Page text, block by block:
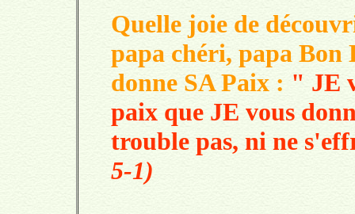
Quelle joie de
papa chéri, papa Bon
donne SA Paix : " JE
paix que JE vous
trouble pas, ni ne
5-1)